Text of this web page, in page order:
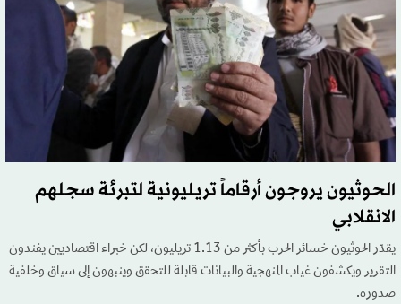
الحوثيون يروجون أرقاماً تريليونية لتبرئة سجلهم
الانقلابي
يقدّر الحوثيون خسائر الحرب بأكثر من 1.13 تريليون، لكن خبراء اقتصاديين يفندون
التقرير ويكشفون غياب المنهجية والبيانات قابلة للتحقق وينبهون إلى سياق وخلفية
صدوره.